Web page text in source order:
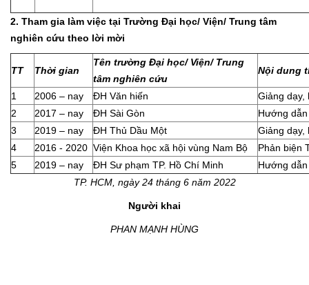
2. Tham gia làm việc tại Trường Đại học/ Viện/ Trung tâm
nghiên cứu theo lời mời
TT Thời gian
Tên trường Đại học/ Viện/ Trung
tâm nghiên cứu
Nội dung
1 2006 – nay ĐH Văn hiến
Giảng
2
2017 – nay ĐH Sài Gòn
Hướng
3
2019 – nay ĐH Thủ Dầu Một
Giảng
4
2016 - 2020 Viện Khoa học xã hội vùng Nam Bộ
Phản biện
5
2019 – nay ĐH Sư phạm TP. Hồ Chí Minh
Hướng
TP. HCM, ngày24 tháng 6 năm 2022
Người khai
PHAN MẠNH HÙNG